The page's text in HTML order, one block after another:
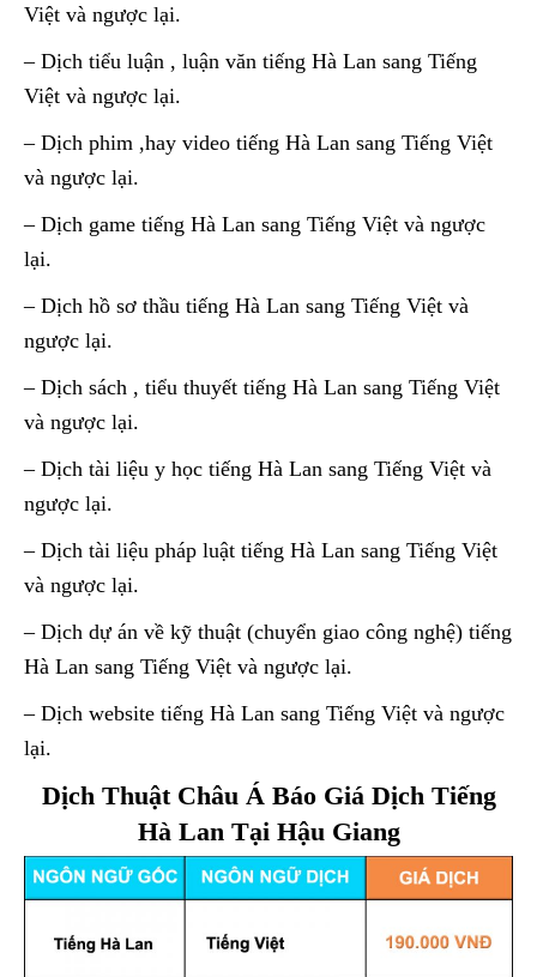
Việt và ngược lại.
– Dịch tiểu luận , luận văn tiếng Hà Lan sang Tiếng
Việt và ngược lại.
– Dịch phim ,hay video tiếng Hà Lan sang Tiếng Việt
và ngược lại.
– Dịch game tiếng Hà Lan sang Tiếng Việt và ngược
lại.
– Dịch hồ sơ thầu tiếng Hà Lan sang Tiếng Việt và
ngược lại.
– Dịch sách , tiểu thuyết tiếng Hà Lan sang Tiếng Việt
và ngược lại.
– Dịch tài liệu y học tiếng Hà Lan sang Tiếng Việt và
ngược lại.
– Dịch tài liệu pháp luật tiếng Hà Lan sang Tiếng Việt
và ngược lại.
– Dịch dự án về kỹ thuật (chuyển giao công nghệ) tiếng
Hà Lan sang Tiếng Việt và ngược lại.
– Dịch website tiếng Hà Lan sang Tiếng Việt và ngược
lại.
Dịch Thuật Châu Á Báo Giá Dịch Tiếng
Hà Lan Tại Hậu Giang